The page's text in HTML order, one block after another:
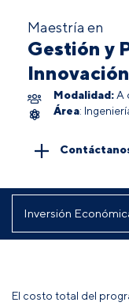
Maestría en
Gestión y
Modalidad: A
Área:
El costo total del